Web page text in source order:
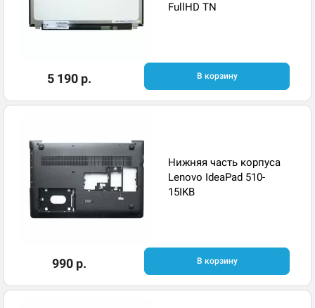
FullHD TN
5 190 р. В корзину
Нижняя часть корпуса
Lenovo IdeaPad 510-
15IKB
990 р. В корзину